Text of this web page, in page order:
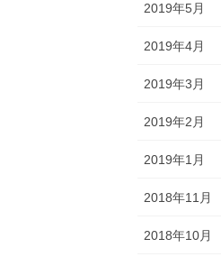
2019年5月
2019年4月
2019年3月
2019年2月
2019年1月
2018年11月
2018年10月